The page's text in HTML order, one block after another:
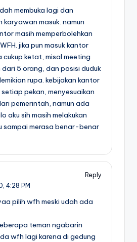
membuka lagi dan
karyawan masuk. namun
masih memperbolehkan
jika pun masuk kantor
ketat, misal meeting
5 orang, dan posisi duduk
rupa. kebijakan kantor
pekan, menyesuaikan
pemerintah, namun ada
aku sih masih melakukan
sampai merasa benar-benar
Reply
4:28 PM
pilih wfh meski udah ada
teman ngabarin
wfh lagi karena di gedung